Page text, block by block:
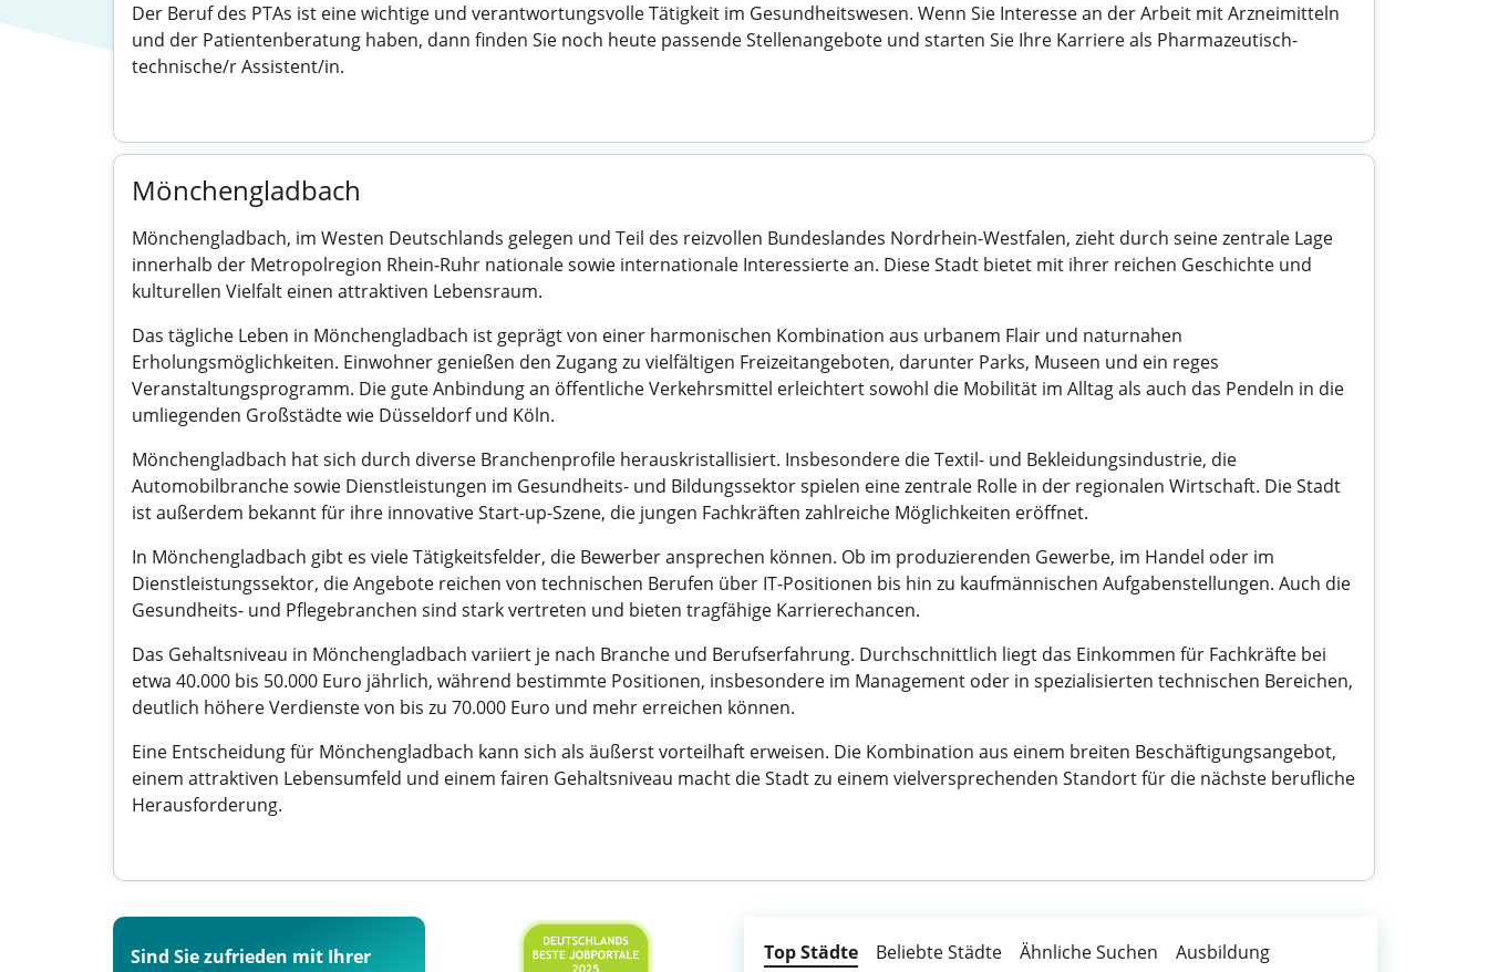
Der Beruf des PTAs ist eine wichtige und verantwortungsvolle Tätigkeit im Gesundheitswesen. Wenn Sie Interesse an der Arbeit mit Arzneimitteln
und der Patientenberatung haben, dann finden Sie noch heute passende Stellenangebote und starten Sie Ihre Karriere als Pharmazeutisch-
technische/r Assistent/in.
Mönchengladbach
Mönchengladbach, im Westen Deutschlands gelegen und Teil des reizvollen Bundeslandes Nordrhein-Westfalen, zieht durch seine zentrale Lage
innerhalb der Metropolregion Rhein-Ruhr nationale sowie internationale Interessierte an. Diese Stadt bietet mit ihrer reichen Geschichte und
kulturellen Vielfalt einen attraktiven Lebensraum.
Das tägliche Leben in Mönchengladbach ist geprägt von einer harmonischen Kombination aus urbanem Flair und naturnahen
Erholungsmöglichkeiten. Einwohner genießen den Zugang zu vielfältigen Freizeitangeboten, darunter Parks, Museen und ein reges
Veranstaltungsprogramm. Die gute Anbindung an öffentliche Verkehrsmittel erleichtert sowohl die Mobilität im Alltag als auch das Pendeln in die
umliegenden Großstädte wie Düsseldorf und Köln.
Mönchengladbach hat sich durch diverse Branchenprofile herauskristallisiert. Insbesondere die Textil- und Bekleidungsindustrie, die
Automobilbranche sowie Dienstleistungen im Gesundheits- und Bildungssektor spielen eine zentrale Rolle in der regionalen Wirtschaft. Die Stadt
ist außerdem bekannt für ihre innovative Start-up-Szene, die jungen Fachkräften zahlreiche Möglichkeiten eröffnet.
In Mönchengladbach gibt es viele Tätigkeitsfelder, die Bewerber ansprechen können. Ob im produzierenden Gewerbe, im Handel oder im
Dienstleistungssektor, die Angebote reichen von technischen Berufen über IT-Positionen bis hin zu kaufmännischen Aufgabenstellungen. Auch die
Gesundheits- und Pflegebranchen sind stark vertreten und bieten tragfähige Karrierechancen.
Das Gehaltsniveau in Mönchengladbach variiert je nach Branche und Berufserfahrung. Durchschnittlich liegt das Einkommen für Fachkräfte bei
etwa 40.000 bis 50.000 Euro jährlich, während bestimmte Positionen, insbesondere im Management oder in spezialisierten technischen Bereichen,
deutlich höhere Verdienste von bis zu 70.000 Euro und mehr erreichen können.
Eine Entscheidung für Mönchengladbach kann sich als äußerst vorteilhaft erweisen. Die Kombination aus einem breiten Beschäftigungsangebot,
einem attraktiven Lebensumfeld und einem fairen Gehaltsniveau macht die Stadt zu einem vielversprechenden Standort für die nächste berufliche
Herausforderung.
Sind Sie zufrieden mit Ihrer
Top Städte Beliebte Städte Ähnliche Suchen Ausbildung